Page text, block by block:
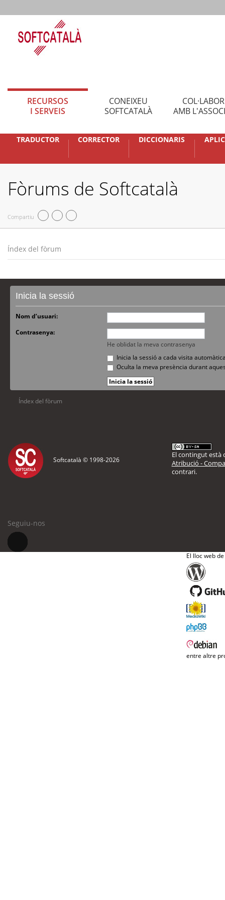
RECURSOS
I SERVEIS
CONEIXEU
SOFTCATALÀ
AMB
TRADUCTOR CORRECTOR DICCIONARIS
Fòrums de Softcatalà
Compartiu
Índex del fòrum
Inicia la sessió
Nom d’usuari:
Contrasenya:
He oblidat la meva contrasenya
Inicia la sessió a cada visita
Oculta la meva presència durant
Índex del fòrum
Softcatalà © 1998-2026
El contingut està
Atribució -
contrari.
Seguiu-nos
El lloc web
entre altre